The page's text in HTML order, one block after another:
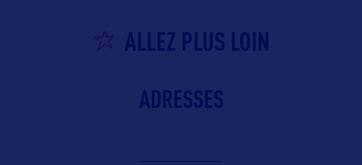
ALLEZ PLUS LOIN
ADRESSES